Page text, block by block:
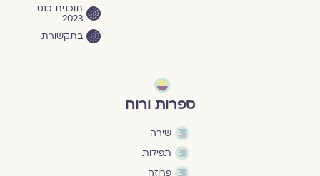
תוכנית כנס
2023
בתקשורת
ספרות ורוח
שירה
תפילות
פרוזה